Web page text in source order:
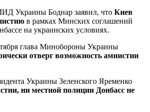
Украины Боднар заявил, что Киев
в рамках Минских соглашений
на украинских условиях.
глава Минобороны Украины
отверг возможность амнистии
Украины Зеленского Яременко
ни местной полиции Донбасс не